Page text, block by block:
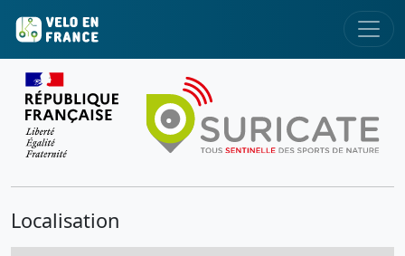
Localisation